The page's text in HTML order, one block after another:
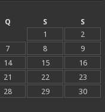
Q S
S
1
2
7 8
9
14 15
16
21 22
23
28 29
30